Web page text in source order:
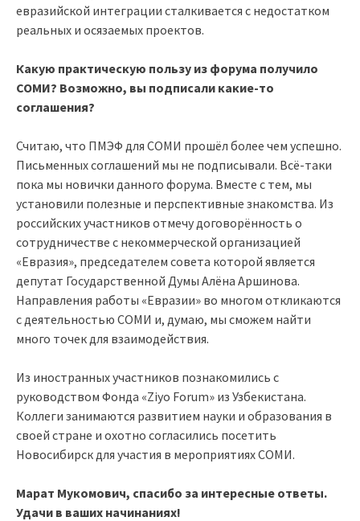
евразийской интеграции сталкивается с недостатком
реальных и осязаемых проектов.
Какую практическую пользу из форума получило
СОМИ? Возможно, вы подписали какие-то
соглашения?
Считаю, что ПМЭФ для СОМИ прошёл более чем успешно.
Письменных соглашений мы не подписывали. Всё-таки
пока мы новички данного форума. Вместе с тем, мы
установили полезные и перспективные знакомства. Из
российских участников отмечу договорённость о
сотрудничестве с некоммерческой организацией
«Евразия», председателем совета которой является
депутат Государственной Думы Алёна Аршинова.
Направления работы «Евразии» во многом откликаются
с деятельностью СОМИ и, думаю, мы сможем найти
много точек для взаимодействия.
Из иностранных участников познакомились с
руководством Фонда «Ziyo Forum» из Узбекистана.
Коллеги занимаются развитием науки и образования в
своей стране и охотно согласились посетить
Новосибирск для участия в мероприятиях СОМИ.
Марат Мукомович, спасибо за интересные ответы.
Удачи в ваших начинаниях!